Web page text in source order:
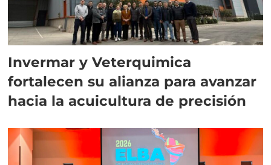
Invermar y Veterquimica
fortalecen su alianza para avanzar
hacia la acuicultura de precisión